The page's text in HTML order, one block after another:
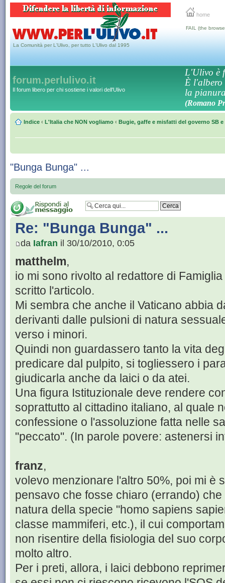
home
La Comunità per L'Ulivo, per tutto L'Ulivo dal 1995
FAIL (the
forum.perlulivo.it
Il forum libero per chi sostiene i valori dell'Ulivo
L'Ulivo è
È l'albero
la
(Romano
Indice ‹ L'Italia che NON vogliamo ‹ Bugie, gaffe e misfatti del governo SB e
"Bunga Bunga" ...
Regole del forum
Re: "Bunga Bunga" ...
da Iafran il 30/10/2010, 0:05
matthelm,
io mi sono rivolto al redattore di
scritto l'articolo.
Mi sembra che anche il Vaticano abbia
derivanti dalle pulsioni di natura
verso i minori.
Quindi non guardassero tanto la vita
predicare dal pulpito, si togliessero i
giudicarla anche da laici o da atei.
Una figura Istituzionale deve rendere
soprattutto al cittadino italiano, al quale
confessione o l'assoluzione fatta nelle
"peccato". (In parole povere: astenersi
franz,
volevo menzionare l'altro 50%, poi mi è
pensavo che fosse chiaro (errando)
natura della specie "homo sapiens
classe mammiferi, etc.), il cui
non risentire della fisiologia del suo
molto altro.
Per i preti, allora, i laici debbono